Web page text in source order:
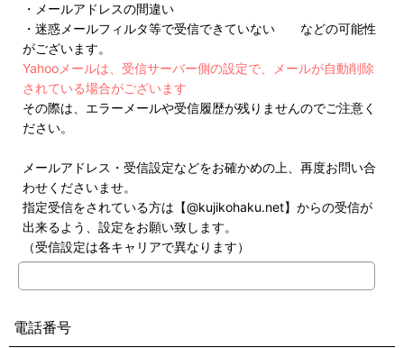
・メールアドレスの間違い
・迷惑メールフィルタ等で受信できていない などの可能性
がございます。
Yahooメールは、受信サーバー側の設定で、メールが自動削除
されている場合がございます
その際は、エラーメールや受信履歴が残りませんのでご注意く
ださい。
メールアドレス・受信設定などをお確かめの上、再度お問い合
わせくださいませ。
指定受信をされている方は【@kujikohaku.net】からの受信が
出来るよう、設定をお願い致します。
（受信設定は各キャリアで異なります）
電話番号